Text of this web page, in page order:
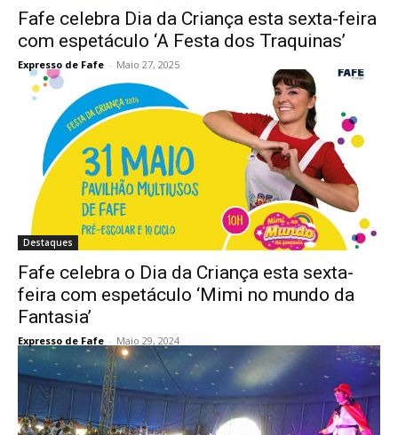
Fafe celebra Dia da Criança esta sexta-feira
com espetáculo ‘A Festa dos Traquinas’
Expresso de Fafe - Maio 27, 2025
Destaques
Fafe celebra o Dia da Criança esta sexta-
feira com espetáculo ‘Mimi no mundo da
Fantasia’
Expresso de Fafe - Maio 29, 2024